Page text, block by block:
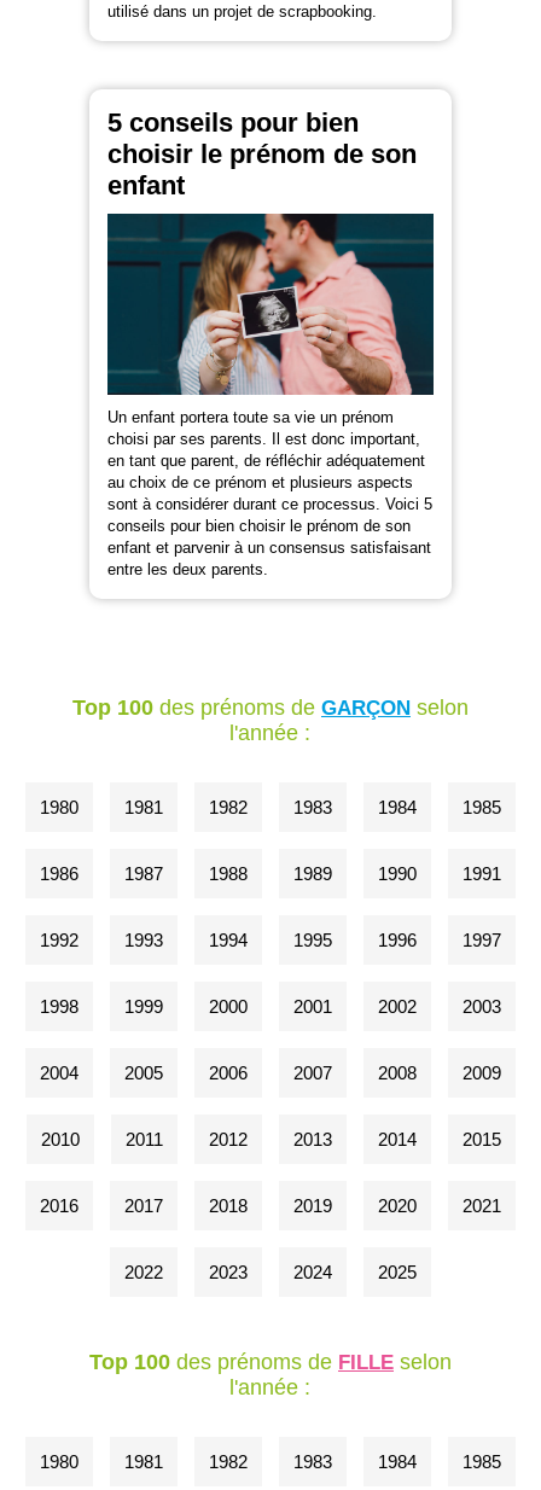
utilisé dans un projet de scrapbooking.
5 conseils pour bien
choisir le prénom de son
enfant
Un enfant portera toute sa vie un prénom
choisi par ses parents. Il est donc important,
en tant que parent, de réfléchir adéquatement
au choix de ce prénom et plusieurs aspects
sont à considérer durant ce processus. Voici 5
conseils pour bien choisir le prénom de son
enfant et parvenir à un consensus satisfaisant
entre les deux parents.
Top 100des prénoms de GARÇONselon
l'année :
1980 1981 1982 1983 1984 1985
1986 1987 1988 1989 1990 1991
1992 1993 1994 1995 1996 1997
1998 1999 2000 2001 2002 2003
2004 2005 2006 2007 2008 2009
2010 2011 2012 2013 2014 2015
2016 2017 2018 2019 2020 2021
2022 2023 2024 2025
Top 100des prénoms de FILLEselon
l'année :
1980 1981 1982 1983 1984 1985